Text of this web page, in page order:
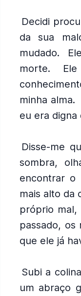
Decidi
da sua
mudado.
morte.
minha alma.
eu era
Disse-me
sombra,
encontrar o
mais alto da
próprio mal,
passado, os
que ele já
Subi a
um abraço